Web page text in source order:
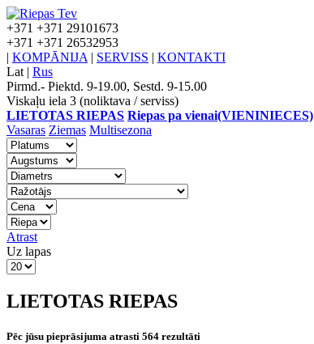
+371 +371 29101673
+371 +371 26532953
| KOMPĀNIJA | SERVISS | KONTAKTI
Lat | Rus
Pirmd.- Piektd. 9-19.00, Sestd. 9-15.00
Viskaļu iela 3 (noliktava / serviss)
LIETOTAS RIEPAS Riepas pa vienai(VIENINIECES)
Vasaras Ziemas Multisezona
Atrast
Uz lapas
LIETOTAS RIEPAS
Pēc jūsu pieprāsijuma atrasti 564 rezultāti